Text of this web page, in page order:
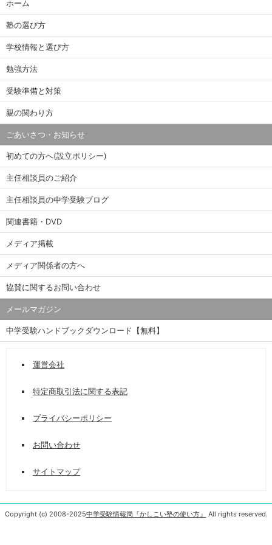
ホーム
塾の選び方
学校情報と選び方
勉強方法
受験準備と対策
親の関わり方
ごあいさつ・お知らせ
初めての方へ(設立ポリシー)
主任相談員のご紹介
主任相談員の中学受験ブログ
関連書籍・DVD
メディア掲載
メディア関係者の方へ
協賛に関するお問い合わせ
メールマガジン
中学受験ハンドブックダウンロード【無料】
運営会社
特定商取引法に関する表記
プライバシーポリシー
お問い合わせ
サイトマップ
Copyright (c) 2008-2025中学受験情報局『かしこい塾の使い方』 All rights reserved.